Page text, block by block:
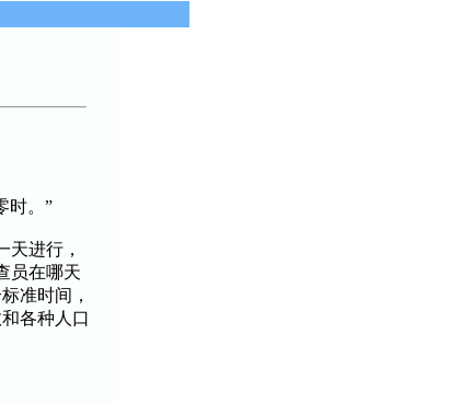
时。”
进行，
员在哪天
准时间，
各种人口